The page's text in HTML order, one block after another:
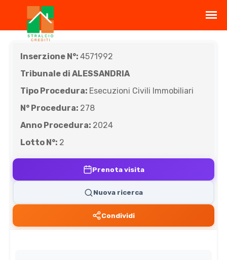
Inserzione N°: 4571992
Tribunale di ALESSANDRIA
Tipo Procedura: Esecuzioni Civili Immobiliari
N° Procedura: 278
Anno Procedura: 2024
Lotto N°: 2
Prenota visita
Nuova ricerca
Condividi